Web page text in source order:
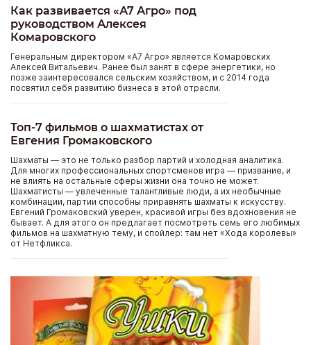
Как развивается «А7 Агро» под
руководством Алексея
Комаровского
Генеральным директором «А7 Агро» является Комаровских
Алексей Витальевич. Ранее был занят в сфере энергетики, но
позже заинтересовался сельским хозяйством, и с 2014 года
посвятил себя развитию бизнеса в этой отрасли.
Топ-7 фильмов о шахматистах от
Евгения Громаковского
Шахматы — это не только разбор партий и холодная аналитика.
Для многих профессиональных спортсменов игра — призвание, и
не влиять на остальные сферы жизни она точно не может.
Шахматисты — увлеченные талантливые люди, а их необычные
комбинации, партии способны приравнять шахматы к искусству.
Евгений Громаковский уверен, красивой игры без вдохновения не
бывает. А для этого он предлагает посмотреть семь его любимых
фильмов на шахматную тему, и спойлер: там нет «Хода королевы»
от Нетфликса.